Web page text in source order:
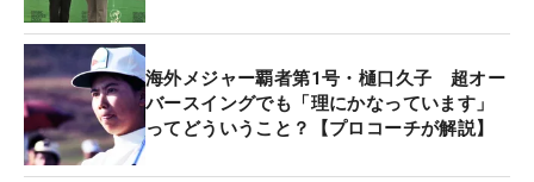
海外メジャー覇者第1号・樋口久子 超オー
バースイングでも「理にかなっています」
ってどういうこと？【プロコーチが解説】